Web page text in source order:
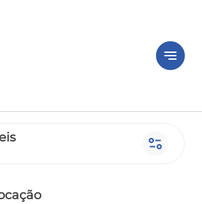
notes
page_info